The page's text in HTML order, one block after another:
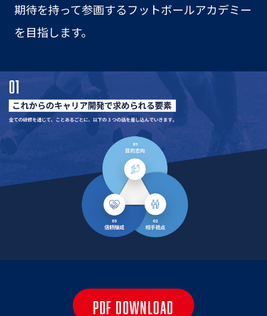
期待を持って参画するフットボールアカデミー
を目指します。
PDF DOWNLOAD